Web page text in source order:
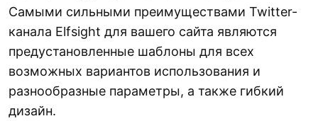
Самыми сильными преимуществами Twitter-
канала Elfsight для вашего сайта являются
предустановленные шаблоны для всех
возможных вариантов использования и
разнообразные параметры, а также гибкий
дизайн.